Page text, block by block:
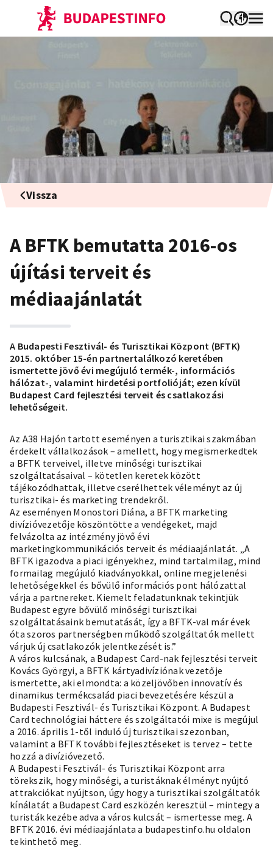
Vissza
A BFTK bemutatta 2016-os
újítási terveit és
médiaajánlatát
A Budapesti Fesztivál- és Turisztikai Központ (BFTK)
2015. október 15-én partnertalálkozó keretében
ismertette jövő évi megújuló termék-, információs
hálózat-, valamint hirdetési portfolióját; ezen kívül
Budapest Card fejlesztési terveit és csatlakozási
lehetőségeit.
Az A38 Hajón tartott eseményen a turisztikai szakmában
érdekelt vállalkozások – amellett, hogy megismerkedtek
a BFTK terveivel, illetve minőségi turisztikai
szolgáltatásaival – kötetlen keretek között
tájékozódhattak, illetve cserélhettek véleményt az új
turisztikai- és marketing trendekről.
Az eseményen Monostori Diána, a BFTK marketing
divízióvezetője köszöntötte a vendégeket, majd
felvázolta az intézmény jövő évi
marketingkommunikációs terveit és médiaajánlatát. „A
BFTK igazodva a piaci igényekhez, mind tartalmilag, mind
formailag megújuló kiadványokkal, online megjelenési
lehetőségekkel és bővülő információs pont hálózattal
várja a partnereket. Kiemelt feladatunknak tekintjük
Budapest egyre bővülő minőségi turisztikai
szolgáltatásaink bemutatását, így a BFTK-val már évek
óta szoros partnerségben működő szolgáltatók mellett
várjuk új csatlakozók jelentkezését is.”
A város kulcsának, a Budapest Card-nak fejlesztési terveit
Kovács Györgyi, a BFTK kártyadivíziónak vezetője
ismertette, aki elmondta: a közeljövőben innovatív és
dinamikus termékcsalád piaci bevezetésére készül a
Budapesti Fesztivál- és Turisztikai Központ. A Budapest
Card technológiai háttere és szolgáltatói mixe is megújul
a 2016. április 1-től induló új turisztikai szezonban,
valamint a BFTK további fejlesztéseket is tervez – tette
hozzá a divízióvezető.
A Budapesti Fesztivál- és Turisztikai Központ arra
törekszik, hogy minőségi, a turistáknak élményt nyújtó
attrakciókat nyújtson, úgy hogy a turisztikai szolgáltatók
kínálatát a Budapest Card eszközén keresztül – mintegy a
turisták kezébe adva a város kulcsát – ismertesse meg. A
BFTK 2016. évi médiaajánlata a budapestinfo.hu oldalon
tekinthető meg.